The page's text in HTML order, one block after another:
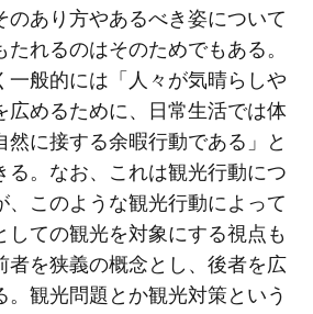
のあり方やあるべき姿について
れるのはそのためでもある。
一般的には「人々が気晴らしや
広めるために、日常生活では体
然に接する余暇行動である」と
る。なお、これは観光行動につ
、このような観光行動によって
しての観光を対象にする視点も
者を狭義の概念とし、後者を広
。観光問題とか観光対策という